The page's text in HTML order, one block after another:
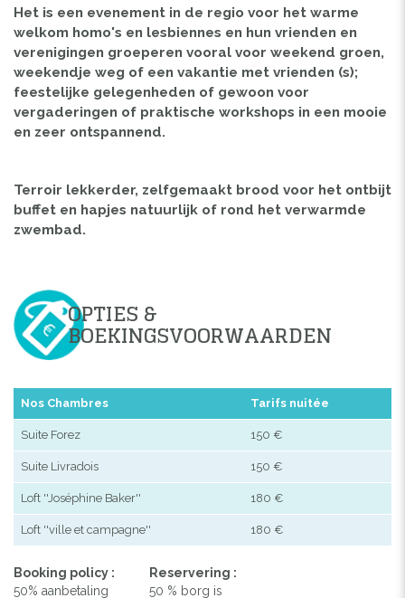
Het is een evenement in de regio voor het warme
welkom homo's en lesbiennes en hun vrienden en
verenigingen groeperen vooral voor weekend groen,
weekendje weg of een vakantie met vrienden (s);
feestelijke gelegenheden of gewoon voor
vergaderingen of praktische workshops in een mooie
en zeer ontspannend.
Terroir lekkerder, zelfgemaakt brood voor het ontbijt
buffet en hapjes natuurlijk of rond het verwarmde
zwembad.
OPTIES &
BOEKINGSVOORWAARDEN
Nos Chambres Tarifs nuitée
Suite Forez 150 €
Suite Livradois 150 €
Loft ''Joséphine Baker'' 180 €
Loft ''ville et campagne'' 180 €
Booking policy :
50% aanbetaling
Reservering :
50 % borg is